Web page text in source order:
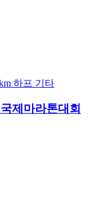
하프 기타
제마라톤대회